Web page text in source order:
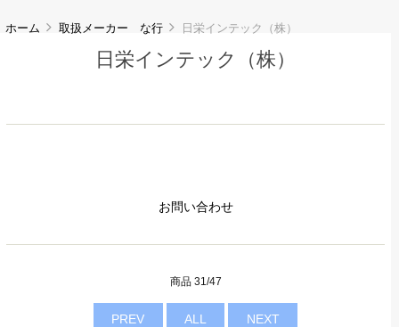
ホーム 取扱メーカー な行 日栄インテック（株）
日栄インテック（株）
お問い合わせ
商品 31/47
PREV ALL NEXT